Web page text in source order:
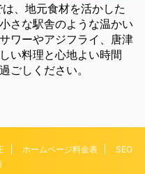
は、地元食材を活かした
さな駅舎のような温かい
ワーやアジフライ、唐津
い料理と心地よい時間
ごしください。
ホームページ料金表
SEO